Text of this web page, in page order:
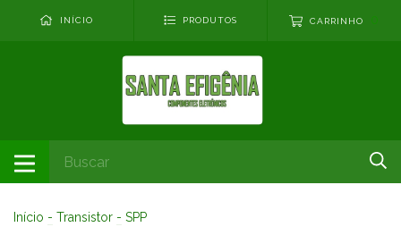
INÍCIO PRODUTOS CARRINHO
Início - Transistor - SPP